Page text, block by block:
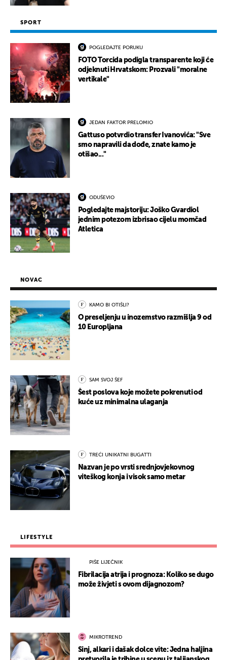
SPORT
POGLEDAJTE PORUKU
FOTO Torcida podigla transparente koji će
odjeknuti Hrvatskom: Prozvali "moralne
vertikale"
JEDAN FAKTOR PRELOMIO
Gattuso potvrdio transfer Ivanovića: "Sve
smo napravili da dođe, znate kamo je
otišao..."
ODUŠEVIO
Pogledajte majstoriju: Joško Gvardiol
jednim potezom izbrisao cijelu momčad
Atletica
NOVAC
KAMO BI OTIŠLI?
O preseljenju u inozemstvo razmišlja 9 od
10 Europljana
SAM SVOJ ŠEF
Šest poslova koje možete pokrenuti od
kuće uz minimalna ulaganja
TREĆI UNIKATNI BUGATTI
Nazvan je po vrsti srednjovjekovnog
viteškog konja i visok samo metar
LIFESTYLE
PIŠE LIJEČNIK
Fibrilacija atrija i prognoza: Koliko se dugo
može živjeti s ovom dijagnozom?
MIKROTREND
Sinj, alkari i dašak dolce vite: Jedna haljina